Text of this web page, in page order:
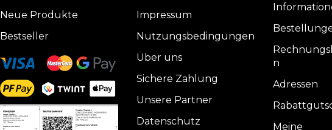
Neue Produkte
Bestseller
Impressum
Nutzungsbedingungen
Über uns
Sichere Zahlung
Unsere Partner
Datenschutz
n
Adressen
Meine